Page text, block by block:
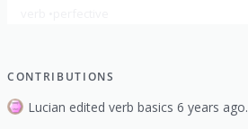
CONTRIBUTIONS
Lucian edited verb basics 6 years ago.